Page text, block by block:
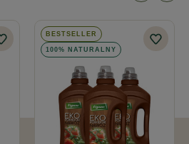
BESTSELLER
100% NATURALNY